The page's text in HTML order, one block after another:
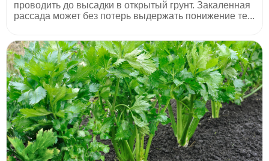
проводить до высадки в открытый грунт. Закаленная
рассада может без потерь выдержать понижение те...